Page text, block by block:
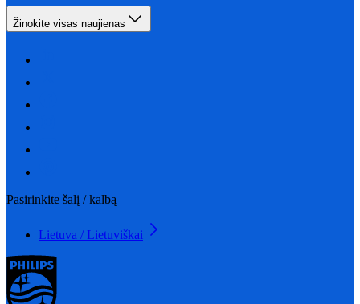
Žinokite visas naujienas
Pasirinkite šalį / kalbą
Lietuva / Lietuviškai